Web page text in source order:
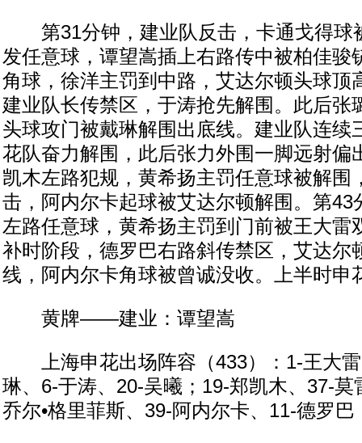
第31分钟，建业队反击，卡通戈得球
发任意球，谭望嵩插上右路传中被柏佳骏
角球，徐洋主罚到中路，艾达尔顿头球顶
建业队长传禁区，于涛抢先解围。此后张
头球攻门被戴琳解围出底线。建业队连续
花队奋力解围，此后张力外围一脚远射偏
凯木左路犯规，黄希扬主罚任意球被解围
击，阿内尔卡起球被艾达尔顿解围。第43
左路任意球，黄希扬主罚到门前被王大雷
补时阶段，德罗巴右路斜传禁区，艾达尔
线，阿内尔卡角球被曾诚没收。上半时申
黄牌——建业：谭望嵩
上海申花出场阵容（433）：1-王大雷
琳、6-于涛、20-吴曦；19-郑凯木、37-莫
乔尔•格里菲斯、39-阿内尔卡、11-德罗巴